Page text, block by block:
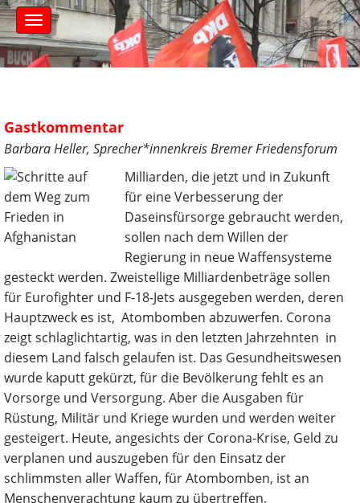
M
a
i
n
S
k
i
p
n
e
n
t
Gastkommentar
Barbara Heller, Sprecher*innenkreis Bremer Friedensforum
Milliarden, die jetzt und in Zukunft
für eine Verbesserung der
Daseinsfürsorge gebraucht werden,
sollen nach dem Willen der
Regierung in neue Waffensysteme
gesteckt werden. Zweistellige Milliardenbeträge sollen
für Eurofighter und F-18-Jets ausgegeben werden, deren
Hauptzweck es ist, Atombomben abzuwerfen. Corona
zeigt schlaglichtartig, was in den letzten Jahrzehnten in
diesem Land falsch gelaufen ist. Das Gesundheitswesen
wurde kaputt gekürzt, für die Bevölkerung fehlt es an
Vorsorge und Versorgung. Aber die Ausgaben für
Rüstung, Militär und Kriege wurden und werden weiter
gesteigert. Heute, angesichts der Corona-Krise, Geld zu
verplanen und auszugeben für den Einsatz der
schlimmsten aller Waffen, für Atombomben, ist an
Menschenverachtung kaum zu übertreffen.